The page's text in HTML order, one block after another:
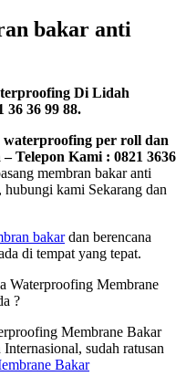
bakar anti
Di Lidah
36 36 99 88.
waterproofing per roll dan
Telepon Kami : 0821 3636
membran bakar anti
kami Sekarang dan
bakardan berencana
di tempat yang tepat.
Waterproofing Membrane
?
Membrane Bakar
sudah ratusan
Bakar